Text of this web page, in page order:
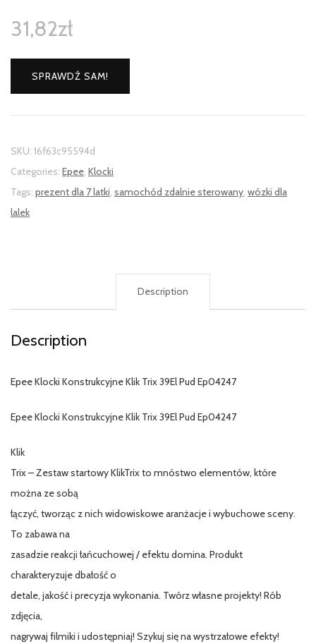
31,82zł
SPRAWDŹ SAM!
SKU: 16f63c95594d
Categories: Epee, Klocki
Tags: prezent dla 7 latki, samochód zdalnie sterowany, wózki dla
lalek
Description
Description
Epee Klocki Konstrukcyjne Klik Trix 39El Pud Ep04247
Epee Klocki Konstrukcyjne Klik Trix 39El Pud Ep04247
Klik
Trix – Zestaw startowy KlikTrix to mnóstwo elementów, które
można ze sobą
łączyć, tworząc z nich widowiskowe aranżacje i wybuchowe sceny.
To zabawa na
zasadzie reakcji łańcuchowej / efektu domina. Produkt
charakteryzuje dbałość o
detale, jakość i precyzja wykonania. Twórz własne projekty! Rób
zdjęcia,
nagrywaj filmiki i udostępniaj! Szykuj się na wystrzałowe efekty!